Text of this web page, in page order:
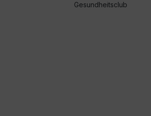
Gesundheitsclub